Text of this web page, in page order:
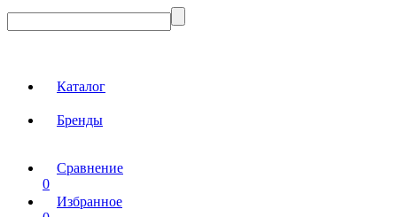
Каталог
Бренды
Сравнение
0
Избранное